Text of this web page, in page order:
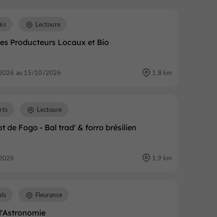
Producteurs Locaux et Bio
Lectoure
au 15/10/2026 1,8 km
de Fogo - Bal trad' & forro brésilien
Lectoure
1,9 km
Fleurance